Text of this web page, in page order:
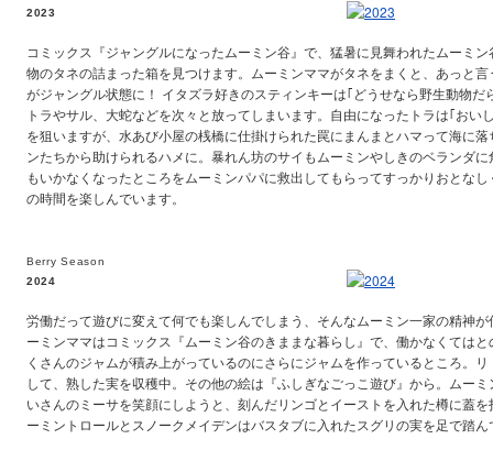
2023
コミックス『ジャングルになったムーミン谷』で、猛暑に見舞われたムーミ
物のタネの詰まった箱を見つけます。ムーミンママがタネをまくと、あっと
がジャングル状態に！ イタズラ好きのスティンキーは｢どうせなら野生動物だ
トラやサル、大蛇などを次々と放ってしまいます。自由になったトラは｢おい
を狙いますが、水あび小屋の桟橋に仕掛けられた罠にまんまとハマって海に
ンたちから助けられるハメに。暴れん坊のサイもムーミンやしきのベランダ
もいかなくなったところをムーミンパパに救出してもらってすっかりおとな
の時間を楽しんでいます。
Berry Season
2024
労働だって遊びに変えて何でも楽しんでしまう、そんなムーミン一家の精神
ーミンママはコミックス『ムーミン谷のきままな暮らし』で、働かなくては
くさんのジャムが積み上がっているのにさらにジャムを作っているところ。
して、熟した実を収穫中。その他の絵は『ふしぎなごっこ遊び』から。ムー
いさんのミーサを笑顔にしようと、刻んだリンゴとイーストを入れた樽に蓋
ーミントロールとスノークメイデンはバスタブに入れたスグリの実を足で踏